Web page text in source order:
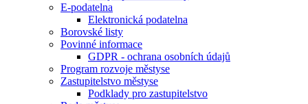
E-podatelna
Elektronická podatelna
Borovské listy
Povinné informace
GDPR - ochrana osobních údajů
Program rozvoje městyse
Zastupitelstvo městyse
Podklady pro zastupitelstvo